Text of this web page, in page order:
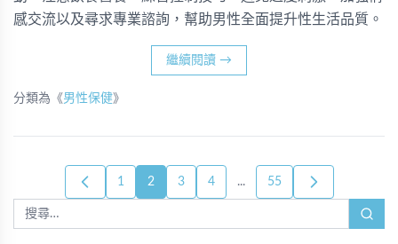
感交流以及尋求專業諮詢，幫助男性全面提升性生活品質。
繼續閱讀 →
分類為《男性保健》
1 2 3 4 ... 55